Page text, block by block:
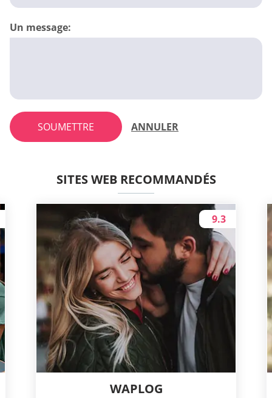
Un message:
SOUMETTRE ANNULER
SITES WEB RECOMMANDÉS
WAPLOG
9.3